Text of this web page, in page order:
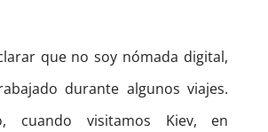
que no soy nómada digital,
durante algunos viajes.
cuando visitamos Kiev, en